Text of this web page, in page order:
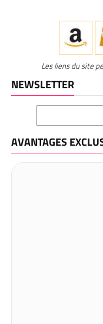
Les liens du site
NEWSLETTER
AVANTAGES